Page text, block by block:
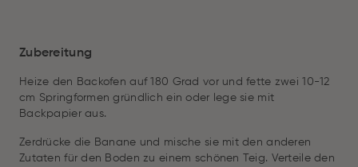
Zubereitung
Heize den Backofen auf 180 Grad vor und fette zwei 10-12
cm Springformen gründlich ein oder lege sie mit
Backpapier aus.
Zerdrücke die Banane und mische sie mit den anderen
Zutaten für den Boden zu einem schönen Teig. Verteile den